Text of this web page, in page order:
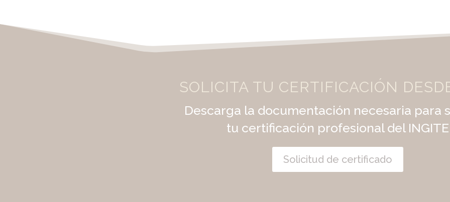
SOLICITA TU CERTIFICACIÓN
Descarga la documentación necesaria para
tu certificación profesional del INGITE
Solicitud de certificado